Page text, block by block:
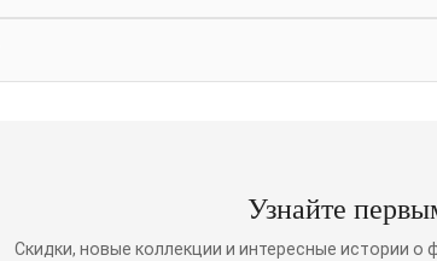
Узнайте
Скидки, новые коллекции и интересные истории